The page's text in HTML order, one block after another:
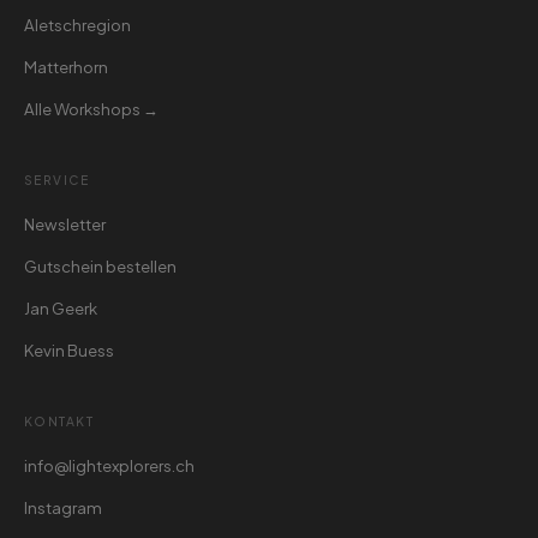
Aletschregion
Matterhorn
Alle Workshops →
SERVICE
Newsletter
Gutschein bestellen
Jan Geerk
Kevin Buess
KONTAKT
info@lightexplorers.ch
Instagram